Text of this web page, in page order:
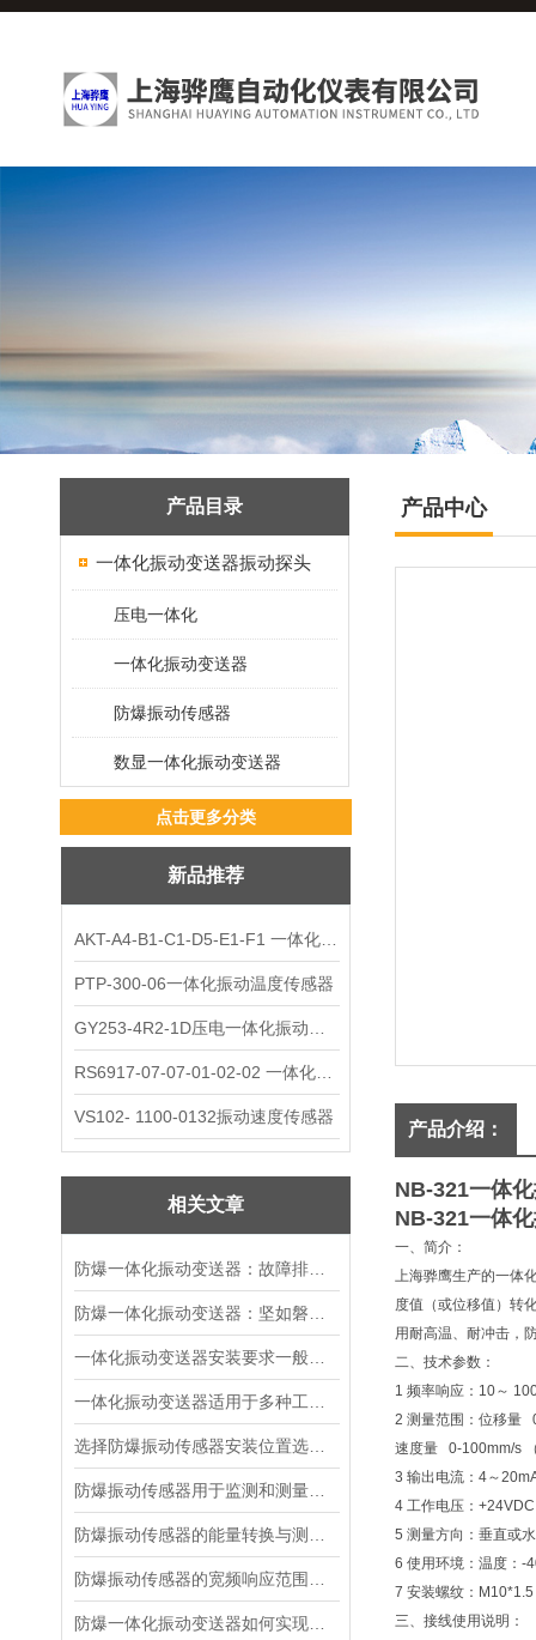
产品目录
一体化振动变送器振动探头
压电一体化
一体化振动变送器
防爆振动传感器
数显一体化振动变送器
点击更多分类
新品推荐
PTP-300-06一体化振动温度传感器
VS102- 1100-0132振动速度传感器
相关文章
产品中心
产品介绍：
NB-321一体
NB-321一体
一、简介：
上海骅鹰生产的一体
度值（或位移值）转
用耐高温、耐冲击，
二、技术参数：
1 频率响应：10～
2 测量范围：位移量
速度量 0-100mm/s
3 输出电流：4～
4 工作电压：+24VDC
5 测量方向：垂直或
6 使用环境：温度：
7 安装螺纹：
三、接线使用说明：